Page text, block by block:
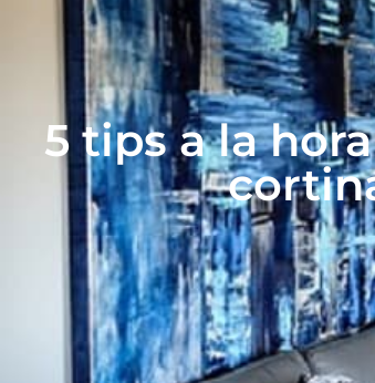
5 tips a la